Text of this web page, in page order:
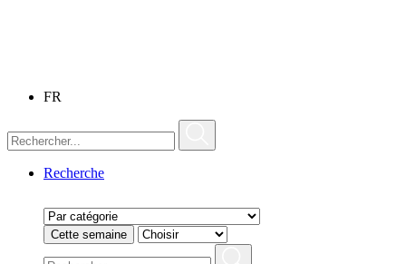
FR
Recherche
Cette semaine